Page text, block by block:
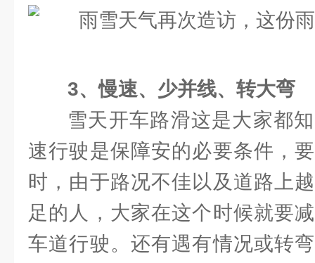
3、慢速、少并线、转大弯
雪天开车路滑这是大家都
速行驶是保障安的必要条件，
时，由于路况不佳以及道路上
足的人，大家在这个时候就要
车道行驶。还有遇有情况或转